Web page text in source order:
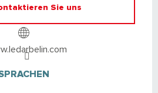
Sie uns